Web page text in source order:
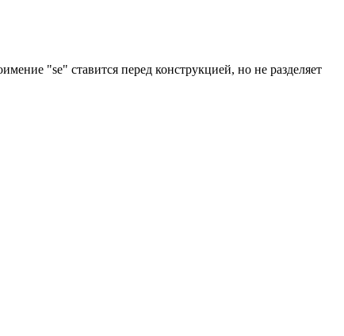
"se" ставится перед конструкцией, но не разделяет